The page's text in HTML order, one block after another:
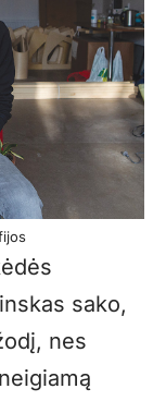
sako,
nes